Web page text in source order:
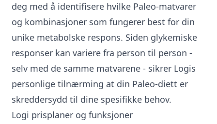
deg med å identifisere hvilke Paleo-matvarer
og kombinasjoner som fungerer best for din
unike metabolske respons. Siden glykemiske
responser kan variere fra person til person -
selv med de samme matvarene - sikrer Logis
personlige tilnærming at din Paleo-diett er
skreddersydd til dine spesifikke behov.
Logi prisplaner og funksjoner